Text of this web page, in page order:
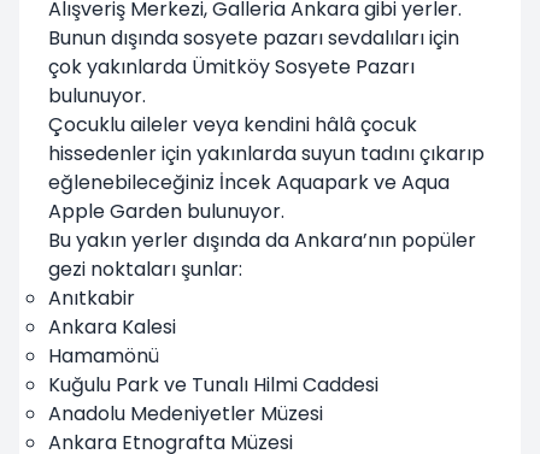
Alışveriş Merkezi, Galleria Ankara gibi yerler.
Bunun dışında sosyete pazarı sevdalıları için
çok yakınlarda Ümitköy Sosyete Pazarı
bulunuyor.
Çocuklu aileler veya kendini hâlâ çocuk
hissedenler için yakınlarda suyun tadını çıkarıp
eğlenebileceğiniz İncek Aquapark ve Aqua
Apple Garden bulunuyor.
Bu yakın yerler dışında da Ankara’nın popüler
gezi noktaları şunlar:
Anıtkabir
Ankara Kalesi
Hamamönü
Kuğulu Park ve Tunalı Hilmi Caddesi
Anadolu Medeniyetler Müzesi
Ankara Etnografta Müzesi